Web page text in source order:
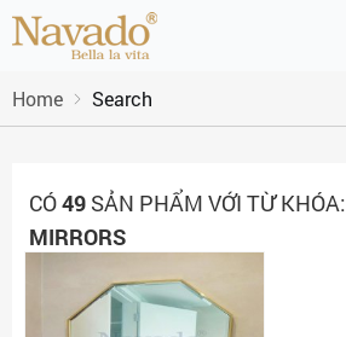
Home Search
CÓ49 SẢN PHẨM VỚI TỪ KHÓA:
MIRRORS